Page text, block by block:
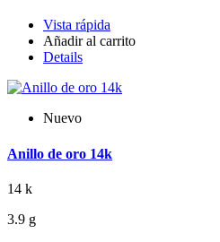
Vista rápida
Añadir al carrito
Details
Nuevo
Anillo de oro 14k
14 k
3.9 g